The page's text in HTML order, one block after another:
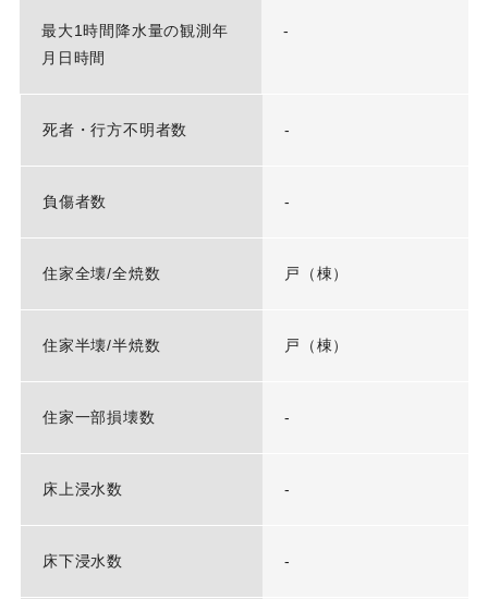
最大1時間降水量の観測年
月日時間
-
死者・行方不明者数 -
負傷者数 -
住家全壊/全焼数 戸（棟）
住家半壊/半焼数 戸（棟）
住家一部損壊数 -
床上浸水数 -
床下浸水数 -